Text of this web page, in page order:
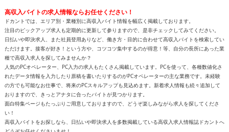
高収入バイトの求人情報ならお任せください！
ドカントでは、エリア別・業種別に高収入バイト情報を幅広く掲載しております。
注目のピックアップ求人も定期的に更新して参りますので、是非チェックしてみてください。
日払いや即決求人、また社員登用ありなど、働き方・目的に合わせて高収入バイトを検索してい
ただけます。接客が好き！という方や、コツコツ集中するのが得意！等、自分の長所にあった業
種で高収入求人を探してみませんか？
人気のPCオペレーター、PC入力の求人もたくさん掲載しています。PCを使って、各種数値化さ
れたデータ情報を入力したり原稿を書いたりするのがPCオペレーターの主な業務です。未経験
の方でも可能なお仕事で、将来のPCスキルアップも見込めます。新着求人情報も続々追加して
おりますので、きっとアナタに合ったバイトが見つかります。
面白特集ページもたっぷりご用意しておりますので、どうぞ楽しみながら求人を探してくださ
い！
高収入バイトをお探しなら、日払いや即決求人を多数掲載している高収入求人情報誌ドカントへ